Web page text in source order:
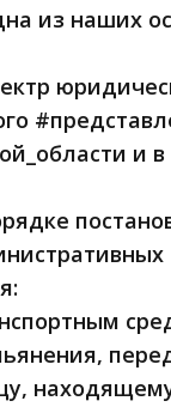
из наших
и в